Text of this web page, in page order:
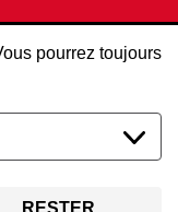
pourrez toujours
RESTER